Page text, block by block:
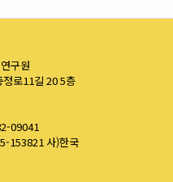
구원
로11길 20 5층
09041
153821 사)한국